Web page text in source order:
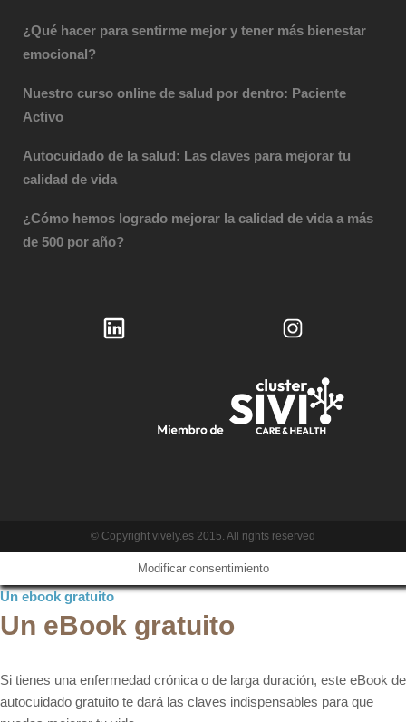
¿Qué hacer para sentirme mejor y tener más bienestar
emocional?
Nuestro curso online de salud por dentro: Paciente
Activo
Autocuidado de la salud: Las claves para mejorar tu
calidad de vida
¿Cómo hemos logrado mejorar la calidad de vida a más
de 500 por año?
© Copyright vively.es 2015. All rights reserved
Modificar consentimiento
Un ebook gratuito
Un eBook gratuito
Si tienes una enfermedad crónica o de larga duración, este eBook de
autocuidado gratuito te dará las claves indispensables para que